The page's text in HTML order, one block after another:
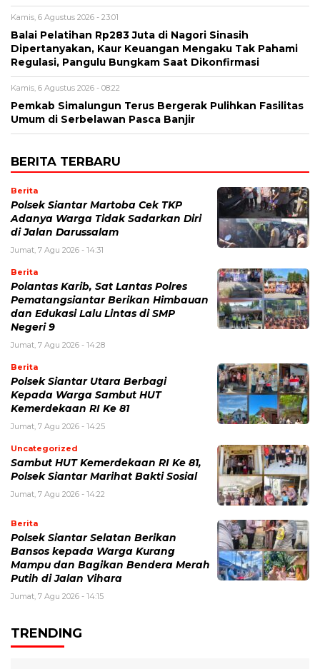
Kamis, 6 Agustus 2026 - 23:01
Balai Pelatihan Rp283 Juta di Nagori Sinasih
Dipertanyakan, Kaur Keuangan Mengaku Tak Pahami
Regulasi, Pangulu Bungkam Saat Dikonfirmasi
Kamis, 6 Agustus 2026 - 08:22
Pemkab Simalungun Terus Bergerak Pulihkan Fasilitas
Umum di Serbelawan Pasca Banjir
BERITA TERBARU
Berita
Polsek Siantar Martoba Cek TKP
Adanya Warga Tidak Sadarkan Diri
di Jalan Darussalam
Jumat, 7 Agu 2026 - 14:31
Berita
Polantas Karib, Sat Lantas Polres
Pematangsiantar Berikan Himbauan
dan Edukasi Lalu Lintas di SMP
Negeri 9
Jumat, 7 Agu 2026 - 14:28
Berita
Polsek Siantar Utara Berbagi
Kepada Warga Sambut HUT
Kemerdekaan RI Ke 81
Jumat, 7 Agu 2026 - 14:25
Uncategorized
Sambut HUT Kemerdekaan RI Ke 81,
Polsek Siantar Marihat Bakti Sosial
Jumat, 7 Agu 2026 - 14:22
Berita
Polsek Siantar Selatan Berikan
Bansos kepada Warga Kurang
Mampu dan Bagikan Bendera Merah
Putih di Jalan Vihara
Jumat, 7 Agu 2026 - 14:15
TRENDING